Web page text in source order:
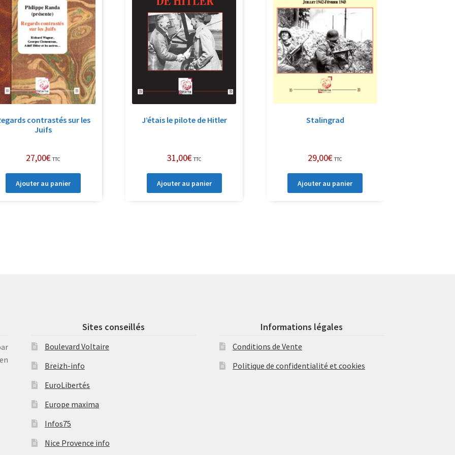
contrastés sur les
Juifs
27,00€ TTC
Ajouter au panier
J’étais le pilote de Hitler
31,00€ TTC
Ajouter au panier
Stalingrad
29,00€ TTC
Ajouter au panier
Sites conseillés
Boulevard Voltaire
Breizh-info
EuroLibertés
Europe maxima
Infos75
Nice Provence info
Informations légales
Conditions de Vente
Politique de confidentialité et cookies